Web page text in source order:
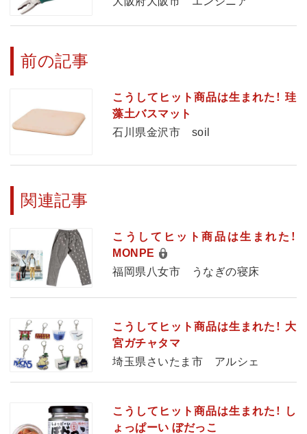
前の記事
こうしてヒット商品は生まれた！ 珪
藻土バスマット
石川県金沢市 soil
関連記事
こうしてヒット商品は生まれた！
MONPE
福岡県八女市 うなぎの寝床
こうしてヒット商品は生まれた！ 大
宮ガチャタマ
埼玉県さいたま市 アルシェ
こうしてヒット商品は生まれた！ し
ょっぱーい ぼだっこ